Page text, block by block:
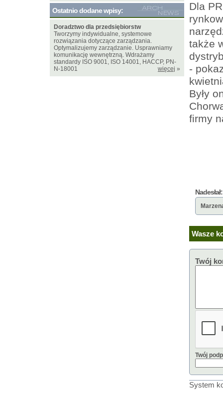
Dla
także
-
Były
firmy
Nadesłał:
Wasze
Twój
Twój
System
Ostatnio dodane wpisy:
Doradztwo dla przedsiębiorstw
Tworzymy indywidualne, systemowe
rozwiązania dotyczące zarządzania.
Optymalizujemy zarządzanie. Usprawniamy
komunikację wewnętrzną. Wdrażamy
standardy ISO 9001, ISO 14001, HACCP, PN-
N-18001
więcej »